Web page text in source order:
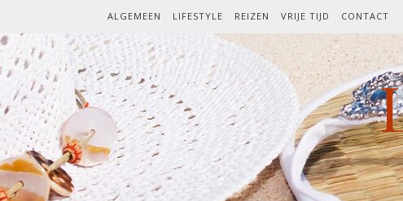
ALGEMEEN LIFESTYLE REIZEN VRIJE TIJD CONTACT